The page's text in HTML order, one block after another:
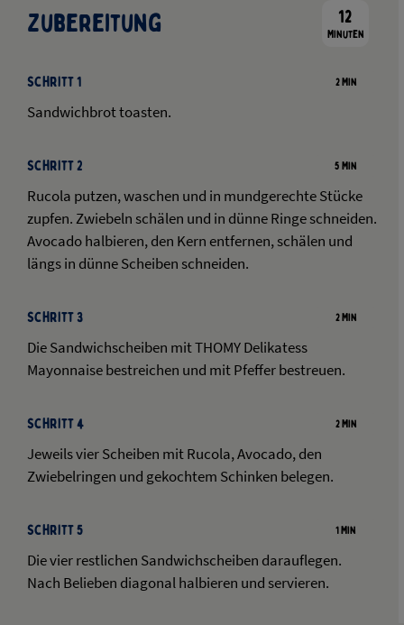
Zubereitung 12
Minuten
Schritt 1 2 Min
Sandwichbrot toasten.
Schritt 2 5 Min
Rucola putzen, waschen und in mundgerechte Stücke
zupfen. Zwiebeln schälen und in dünne Ringe schneiden.
Avocado halbieren, den Kern entfernen, schälen und
längs in dünne Scheiben schneiden.
Schritt 3 2 Min
Die Sandwichscheiben mit THOMY Delikatess
Mayonnaise bestreichen und mit Pfeffer bestreuen.
Schritt 4 2 Min
Jeweils vier Scheiben mit Rucola, Avocado, den
Zwiebelringen und gekochtem Schinken belegen.
Schritt 5 1 Min
Die vier restlichen Sandwichscheiben darauflegen.
Nach Belieben diagonal halbieren und servieren.